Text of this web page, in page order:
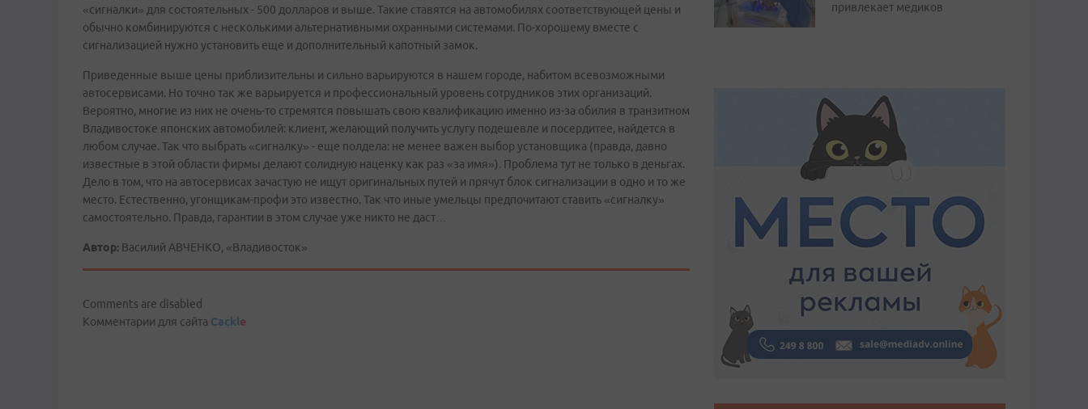
«сигналки» для состоятельных - 500 долларов и выше. Такие ставятся на автомобилях соответствующей цены и
обычно комбинируются с несколькими альтернативными охранными системами. По-хорошему вместе с
сигнализацией нужно установить еще и дополнительный капотный замок.
Приведенные выше цены приблизительны и сильно варьируются в нашем городе, набитом всевозможными
автосервисами. Но точно так же варьируется и профессиональный уровень сотрудников этих организаций.
Вероятно, многие из них не очень-то стремятся повышать свою квалификацию именно из-за обилия в транзитном
Владивостоке японских автомобилей: клиент, желающий получить услугу подешевле и посердитее, найдется в
любом случае. Так что выбрать «сигналку» - еще полдела: не менее важен выбор установщика (правда, давно
известные в этой области фирмы делают солидную наценку как раз «за имя»). Проблема тут не только в деньгах.
Дело в том, что на автосервисах зачастую не ищут оригинальных путей и прячут блок сигнализации в одно и то же
место. Естественно, угонщикам-профи это известно. Так что иные умельцы предпочитают ставить «сигналку»
самостоятельно. Правда, гарантии в этом случае уже никто не даст…
Автор: Василий АВЧЕНКО, «Владивосток»
Comments are disabled
Комментарии для сайта Cackle
привлекает медиков